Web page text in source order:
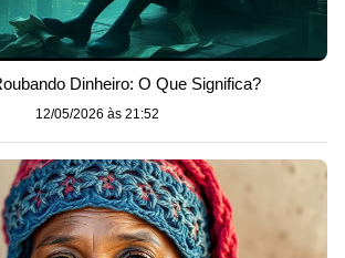
Dinheiro: O Que Significa?
12/05/2026 às 21:52